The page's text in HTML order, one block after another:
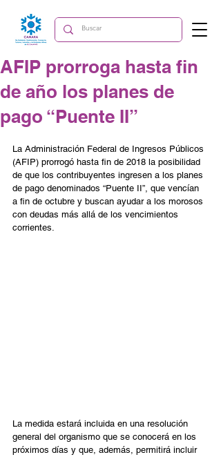
AFIP prorroga hasta fin
de año los planes de
pago “Puente II”
La Administración Federal de Ingresos Públicos
(AFIP) prorrogó hasta fin de 2018 la posibilidad
de que los contribuyentes ingresen a los planes
de pago denominados “Puente II”, que vencían
a fin de octubre y buscan ayudar a los morosos
con deudas más allá de los vencimientos
corrientes.
La medida estará incluida en una resolución
general del organismo que se conocerá en los
próximos días y que, además, permitirá incluir